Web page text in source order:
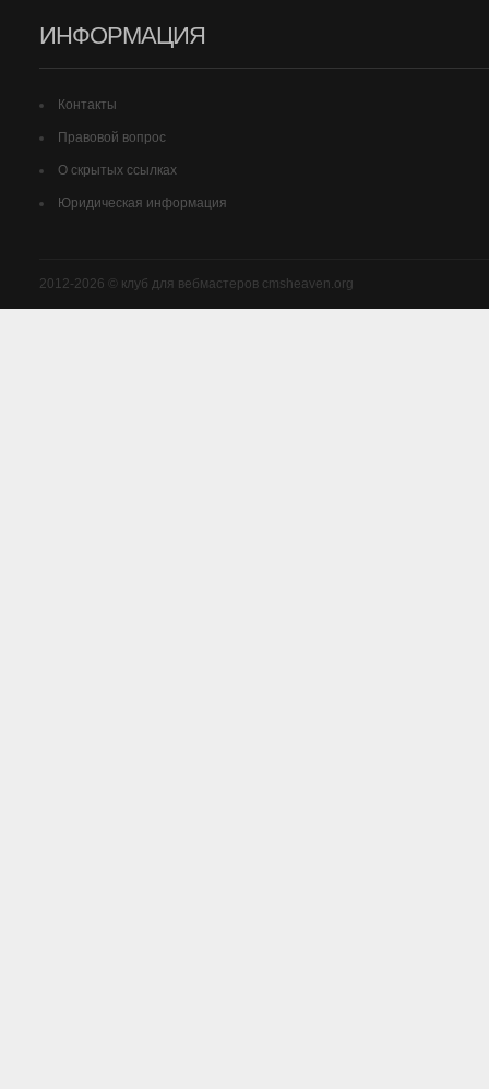
ИНФОРМАЦИЯ
Контакты
Правовой вопрос
О скрытых ссылках
Юридическая информация
2012-2026 © клуб для вебмастеров cmsheaven.org